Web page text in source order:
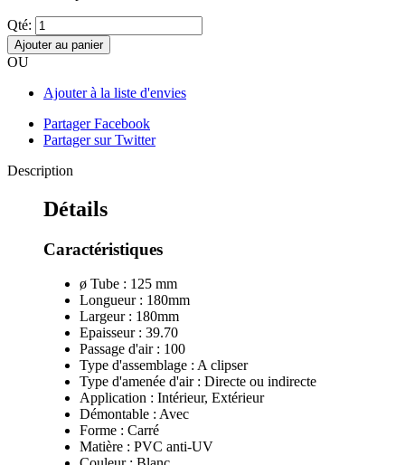
Qté:
Ajouter au panier
OU
Ajouter à la liste d'envies
Partager Facebook
Partager sur Twitter
Description
Détails
Caractéristiques
ø Tube : 125 mm
Longueur : 180mm
Largeur : 180mm
Epaisseur : 39.70
Passage d'air : 100
Type d'assemblage : A clipser
Type d'amenée d'air : Directe ou indirecte
Application : Intérieur, Extérieur
Démontable : Avec
Forme : Carré
Matière : PVC anti-UV